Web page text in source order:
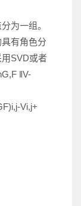
为一组。
有角色分
SVD或者
‖V-
Vi,j+